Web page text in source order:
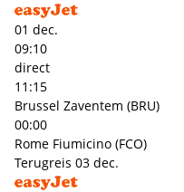
01 dec.
09:10
direct
11:15
Brussel Zaventem (BRU)
00:00
Rome Fiumicino (FCO)
Terugreis 03 dec.